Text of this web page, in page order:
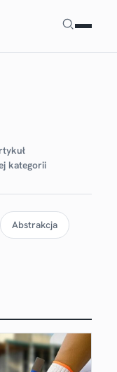
Szukaj
kategorii
Abstrakcja